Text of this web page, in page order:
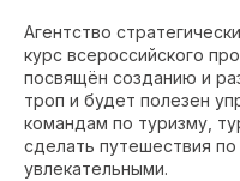
Агентство
курс всероссийского
посвящён созданию и
троп и будет полезен
командам по туризму,
сделать путешествия
увлекательными.